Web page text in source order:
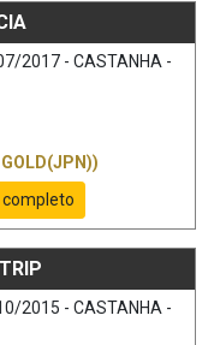
2017 - CASTANHA -
GOLD(JPN))
completo
2015 - CASTANHA -